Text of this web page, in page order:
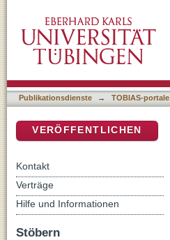
Besucher des Jenseits
Publikationsdienste → TOBIAS-portale
VERÖFFENTLICHEN
Kontakt
Verträge
Hilfe und Informationen
Stöbern